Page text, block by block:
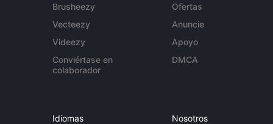
Brusheezy
Vecteezy
Videezy
Conviértase en
colaborador
Ofertas
Anuncie
Apoyo
DMCA
Idiomas Nosotros